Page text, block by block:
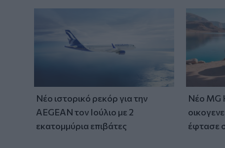
Νέο ιστορικό ρεκόρ για την
AEGEAN τον Ιούλιο με 2
εκατομμύρια επιβάτες
Νέο MG
έφτασε